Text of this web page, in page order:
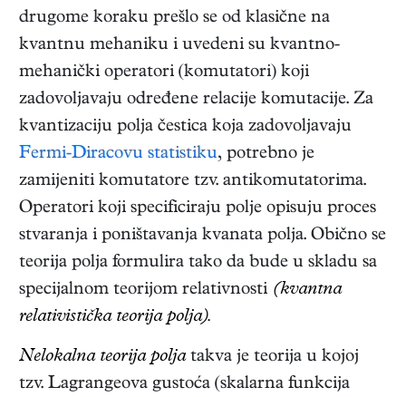
drugome koraku prešlo se od klasične na
kvantnu mehaniku i uvedeni su kvantno-
mehanički operatori (komutatori) koji
zadovoljavaju određene relacije komutacije. Za
kvantizaciju polja čestica koja zadovoljavaju
Fermi-Diracovu statistiku, potrebno je
zamijeniti komutatore tzv. antikomutatorima.
Operatori koji specificiraju polje opisuju proces
stvaranja i poništavanja kvanata polja. Obično se
teorija polja formulira tako da bude u skladu sa
specijalnom teorijom relativnosti (kvantna
relativistička teorija polja).
Nelokalna teorija poljatakva je teorija u kojoj
tzv. Lagrangeova gustoća (skalarna funkcija